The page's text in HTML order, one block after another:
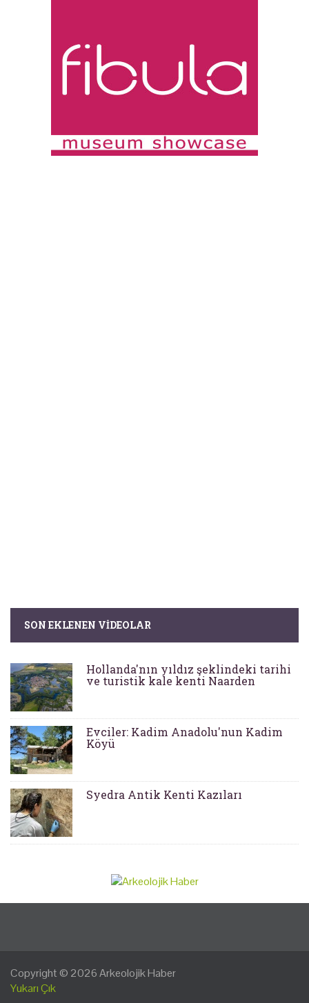
SON EKLENEN VIDEOLAR
Hollanda'nın yıldız şeklindeki tarihi
ve turistik kale kenti Naarden
Evciler: Kadim Anadolu'nun Kadim
Köyü
Syedra Antik Kenti Kazıları
Copyright © 2026Arkeolojik Haber
Yukarı Çık